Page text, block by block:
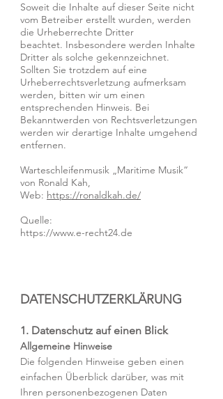
Soweit die Inhalte auf dieser Seite nicht
vom Betreiber erstellt wurden, werden
die Urheberrechte Dritter
beachtet. Insbesondere werden Inhalte
Dritter als solche gekennzeichnet.
Sollten Sie trotzdem auf eine
Urheberrechtsverletzung aufmerksam
werden, bitten wir um einen
entsprechenden Hinweis. Bei
Bekanntwerden von Rechtsverletzungen
werden wir derartige Inhalte umgehend
entfernen.
Warteschleifenmusik „Maritime Musik“
von Ronald Kah,
Web: https://ronaldkah.de/
Quelle:
https://www.e-recht24.de
DATENSCHUTZERKLÄRUNG
1. Datenschutz auf einen Blick
Allgemeine Hinweise
Die folgenden Hinweise geben einen
einfachen Überblick darüber, was mit
Ihren personenbezogenen Daten